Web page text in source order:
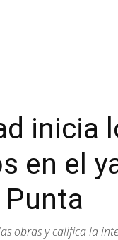
inicia
en el
obras y califica la